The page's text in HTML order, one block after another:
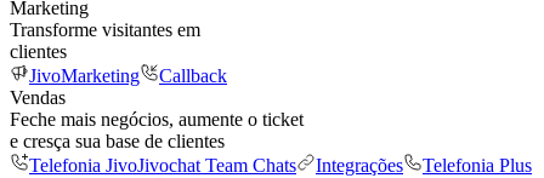
Marketing
Transforme visitantes em
clientes
JivoMarketing
Callback
Vendas
Feche mais negócios, aumente o ticket
e cresça sua base de clientes
Telefonia JivoJivochat Team Chats Integrações
Telefonia Plus